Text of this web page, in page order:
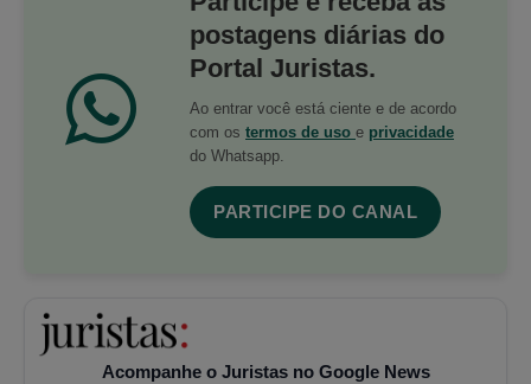
postagens diárias do
Portal Juristas.
Ao entrar você está ciente e de acordo
com os termos de uso e privacidade
do Whatsapp.
PARTICIPE DO CANAL
Acompanhe o Juristas no Google News